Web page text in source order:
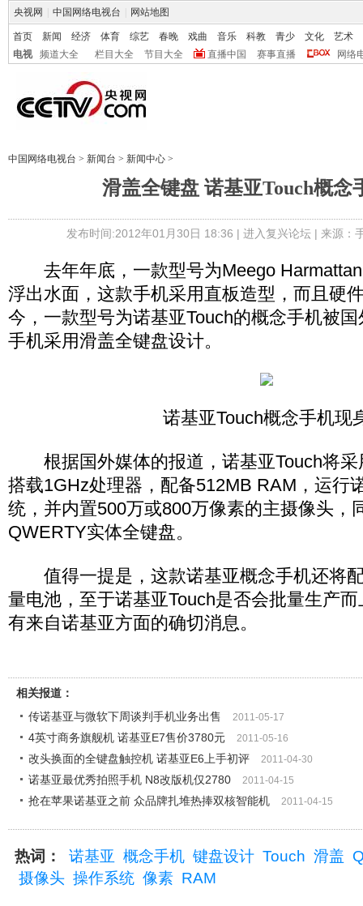
央视网 中国网络电视台 网站地图
首页 新闻 经济 体育 综艺 春晚 戏曲 音乐 科教 青少 文化
艺术
电视
频道大全 栏目大全 节目大全 直播中国 赛事直播 网络
中国网络电视台 > 新闻台 > 新闻中心 >
滑盖全键盘 诺基亚Touch概念
发布时间:2012年01月30日 18:36 | 进入复兴论坛| 来源：
去年年底，一款型号为Meego Harmattan
浮出水面，这款手机采用直板造型，而且硬
今，一款型号为诺基亚Touch的概念手机被
手机采用滑盖全键盘设计。
诺基亚Touch概念手机现
根据国外媒体的报道，诺基亚Touch将采
搭载1GHz处理器，配备512MB RAM，运行
统，并内置500万或800万像素的主摄像头，
QWERTY实体全键盘。
值得一提是，这款诺基亚概念手机还将
量电池，至于诺基亚Touch是否会批量生产
有来自诺基亚方面的确切消息。
相关报道：
传诺基亚与微软下周谈判手机业务出售
2011-05-17
4英寸商务旗舰机 诺基亚E7售价3780元 2011-05-16
改头换面的全键盘触控机 诺基亚E6上手初评 2011-04-30
诺基亚最优秀拍照手机 N8改版机仅2780 2011-04-15
抢在苹果诺基亚之前 众品牌扎堆热捧双核智能机 2011-04-15
热词： 诺基亚 概念手机 键盘设计 Touch 滑盖
摄像头 操作系统 像素 RAM